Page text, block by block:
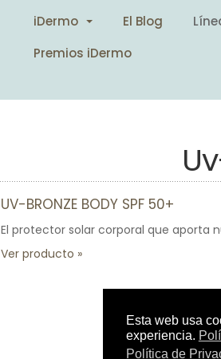
iDermo El Blog
Premios iDermo
UV-BRONZE BODY SPF 50+
El protector solar corporal que aporta
Ver producto